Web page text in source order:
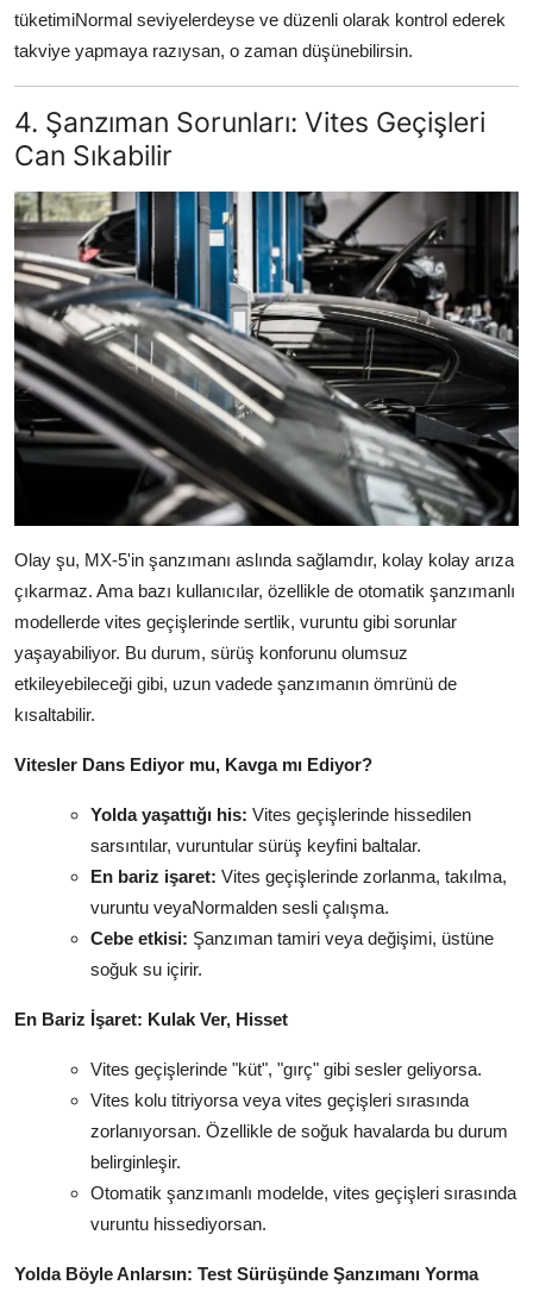
tüketimiNormal seviyelerdeyse ve düzenli olarak kontrol ederek
takviye yapmaya razıysan, o zaman düşünebilirsin.
4. Şanzıman Sorunları: Vites Geçişleri
Can Sıkabilir
Olay şu, MX-5'in şanzımanı aslında sağlamdır, kolay kolay arıza
çıkarmaz. Ama bazı kullanıcılar, özellikle de otomatik şanzımanlı
modellerde vites geçişlerinde sertlik, vuruntu gibi sorunlar
yaşayabiliyor. Bu durum, sürüş konforunu olumsuz
etkileyebileceği gibi, uzun vadede şanzımanın ömrünü de
kısaltabilir.
Vitesler Dans Ediyor mu, Kavga mı Ediyor?
Yolda yaşattığı his: Vites geçişlerinde hissedilen
sarsıntılar, vuruntular sürüş keyfini baltalar.
En bariz işaret: Vites geçişlerinde zorlanma, takılma,
vuruntu veyaNormalden sesli çalışma.
Cebe etkisi: Şanzıman tamiri veya değişimi, üstüne
soğuk su içirir.
En Bariz İşaret: Kulak Ver, Hisset
Vites geçişlerinde "küt", "gırç" gibi sesler geliyorsa.
Vites kolu titriyorsa veya vites geçişleri sırasında
zorlanıyorsan. Özellikle de soğuk havalarda bu durum
belirginleşir.
Otomatik şanzımanlı modelde, vites geçişleri sırasında
vuruntu hissediyorsan.
Yolda Böyle Anlarsın: Test Sürüşünde Şanzımanı Yorma